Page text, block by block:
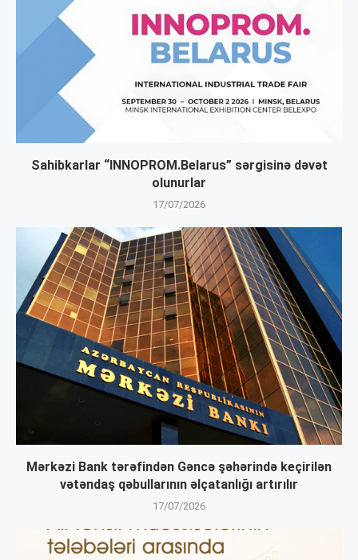
Sahibkarlar “INNOPROM.Belarus” sərgisinə dəvət
olunurlar
17/07/2026
Mərkəzi Bank tərəfindən Gəncə şəhərində keçirilən
vətəndaş qəbullarının əlçatanlığı artırılır
17/07/2026